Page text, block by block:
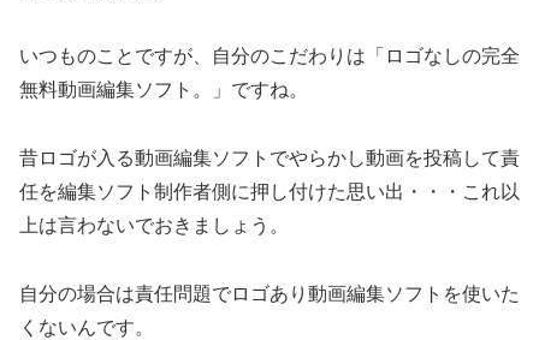
いつものことですが、自分のこだわりは「ロゴなしの完全
無料動画編集ソフト。」ですね。
昔ロゴが入る動画編集ソフトでやらかし動画を投稿して責
任を編集ソフト制作者側に押し付けた思い出・・・これ以
上は言わないでおきましょう。
自分の場合は責任問題でロゴあり動画編集ソフトを使いた
くないんです。